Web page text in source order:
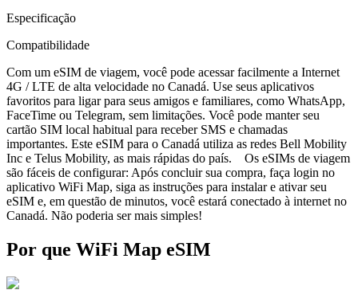
Especificação
Compatibilidade
Com um eSIM de viagem, você pode acessar facilmente a Internet
4G / LTE de alta velocidade no Canadá. Use seus aplicativos
favoritos para ligar para seus amigos e familiares, como WhatsApp,
FaceTime ou Telegram, sem limitações. Você pode manter seu
cartão SIM local habitual para receber SMS e chamadas
importantes. Este eSIM para o Canadá utiliza as redes Bell Mobility
Inc e Telus Mobility, as mais rápidas do país. Os eSIMs de viagem
são fáceis de configurar: Após concluir sua compra, faça login no
aplicativo WiFi Map, siga as instruções para instalar e ativar seu
eSIM e, em questão de minutos, você estará conectado à internet no
Canadá. Não poderia ser mais simples!
Por que WiFi Map eSIM